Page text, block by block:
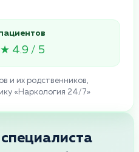
4.9 / 5
и их родственников,
«Наркология 24/7»